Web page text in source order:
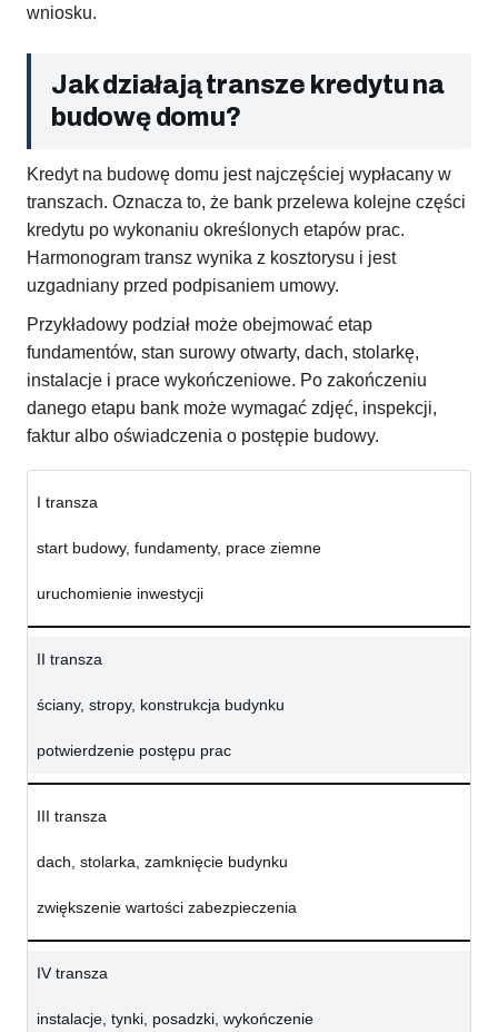
wniosku.
Jak działają transze kredytu na
budowę domu?
Kredyt na budowę domu jest najczęściej wypłacany w
transzach. Oznacza to, że bank przelewa kolejne części
kredytu po wykonaniu określonych etapów prac.
Harmonogram transz wynika z kosztorysu i jest
uzgadniany przed podpisaniem umowy.
Przykładowy podział może obejmować etap
fundamentów, stan surowy otwarty, dach, stolarkę,
instalacje i prace wykończeniowe. Po zakończeniu
danego etapu bank może wymagać zdjęć, inspekcji,
faktur albo oświadczenia o postępie budowy.
I transza
start budowy, fundamenty, prace ziemne
uruchomienie inwestycji
II transza
ściany, stropy, konstrukcja budynku
potwierdzenie postępu prac
III transza
dach, stolarka, zamknięcie budynku
zwiększenie wartości zabezpieczenia
IV transza
instalacje, tynki, posadzki, wykończenie